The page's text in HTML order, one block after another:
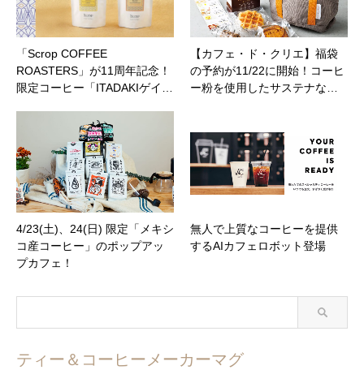
「Scrop COFFEE
ROASTERS」が11周年記念！
限定コーヒー「ITADAKIゲイ…
【カフェ・ド・クリエ】福袋
の予約が11/22に開始！コーヒ
ー粉を使用したサステナな…
4/23(土)、24(日) 限定「メキシ
コ産コーヒー」のポップアッ
プカフェ！
無人で上質なコーヒーを提供
するAIカフェロボット登場
ティー＆コーヒーメーカーマグ